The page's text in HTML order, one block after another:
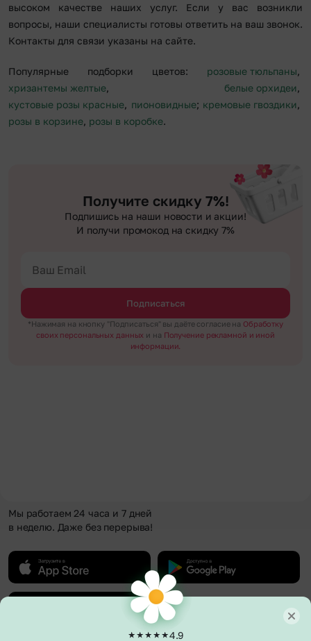
высоком качестве наших услуг. Если у вас возникли
вопросы, наши специалисты готовы ответить на ваш звонок.
Контакты для связи указаны на сайте.
Популярные подборки цветов: розовые тюльпаны,
хризантемы желтые, белые орхидеи,
кустовые розы красные, пионовидные; кремовые гвоздики,
розы в корзине, розы в коробке.
Получите скидку 7%!
Подпишись на наши новости и акции!
И получи промокод на скидку 7%
Подписаться
*Нажимая на кнопку "Подписаться" вы даёте согласие на Обработку
своих персональных данных и на Получение рекламной и иной
информации.
Мы работаем 24 часа и 7 дней
в неделю. Даже без перерыва!
4.9